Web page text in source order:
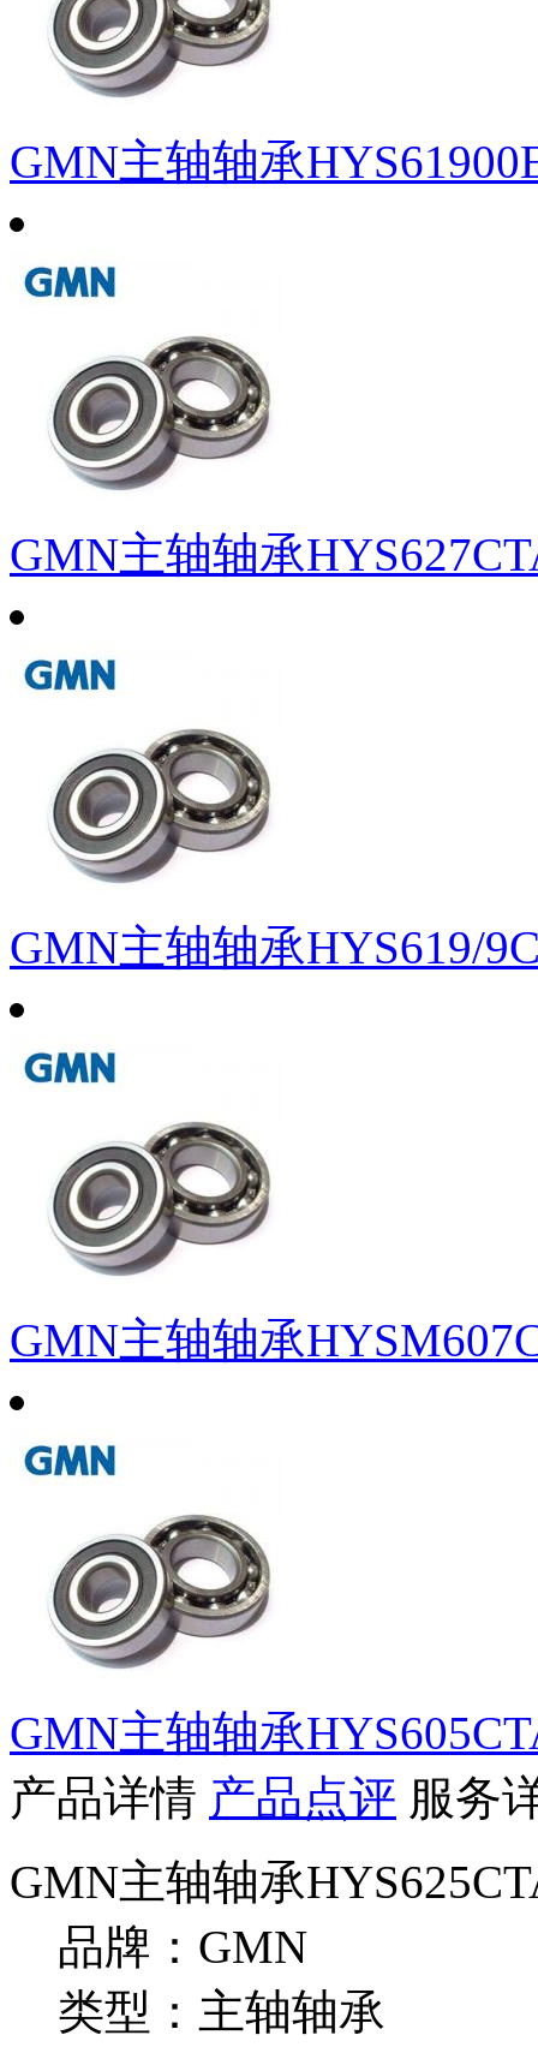
GMN主轴轴承
GMN主轴轴承
GMN主轴轴承HYS619/
GMN主轴轴承
GMN主轴轴承
产品详情 产品点评 服务
GMN主轴轴承
品牌：GMN
类型：主轴轴承